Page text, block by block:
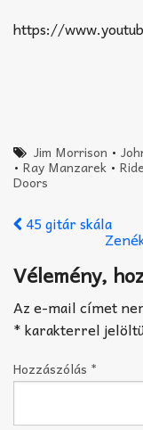
https://
Jim Morrison •
• Ray Manzarek •
Doors
45 gitár skála
Vélemény,
Az e-mail címet
*karakterrel
Hozzászólás *